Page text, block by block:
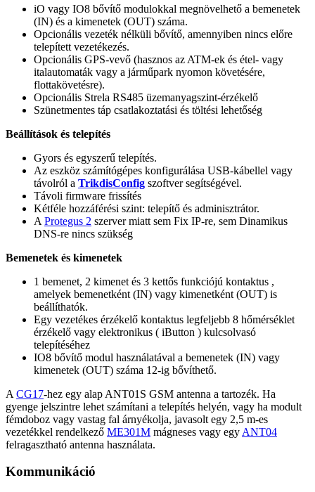
iO vagy IO8 bővítő modulokkal megnövelhető a bemenetek
(IN) és a kimenetek (OUT) száma.
Opcionális vezeték nélküli bővítő, amennyiben nincs előre
telepített vezetékezés.
Opcionális GPS-vevő (hasznos az ATM-ek és étel- vagy
italautomaták vagy a járműpark nyomon követésére,
flottakövetésre).
Opcionális Strela RS485 üzemanyagszint-érzékelő
Szünetmentes táp csatlakoztatási és töltési lehetőség
Beállítások és telepítés
Gyors és egyszerű telepítés.
Az eszköz számítógépes konfigurálása USB-kábellel vagy
távolról a TrikdisConfig szoftver segítségével.
Távoli firmware frissítés
Kétféle hozzáférési szint: telepítő és adminisztrátor.
A Protegus 2 szerver miatt sem Fix IP-re, sem Dinamikus
DNS-re nincs szükség
Bemenetek és kimenetek
1 bemenet, 2 kimenet és 3 kettős funkciójú kontaktus ,
amelyek bemenetként (IN) vagy kimenetként (OUT) is
beállíthatók.
Egy vezetékes érzékelő kontaktus legfeljebb 8 hőmérséklet
érzékelő vagy elektronikus ( iButton ) kulcsolvasó
telepítéséhez
IO8 bővítő modul használatával a bemenetek (IN) vagy
kimenetek (OUT) száma 12-ig bővíthető.
A CG17-hez egy alap ANT01S GSM antenna a tartozék. Ha
gyenge jelszintre lehet számítani a telepítés helyén, vagy ha modult
fémdoboz vagy vastag fal árnyékolja, javasolt egy 2,5 m-es
vezetékkel rendelkező ME301M mágneses vagy egy ANT04
felragasztható antenna használata.
Kommunikáció